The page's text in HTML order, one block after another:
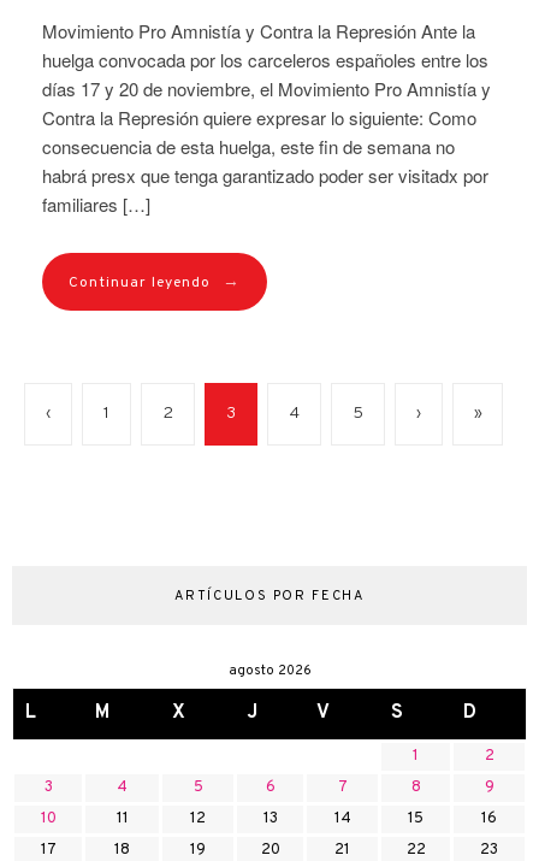
Movimiento Pro Amnistía y Contra la Represión Ante la
huelga convocada por los carceleros españoles entre los
días 17 y 20 de noviembre, el Movimiento Pro Amnistía y
Contra la Represión quiere expresar lo siguiente: Como
consecuencia de esta huelga, este fin de semana no
habrá presx que tenga garantizado poder ser visitadx por
familiares […]
Continuar leyendo →
‹ 1 2 3 4 5 › »
ARTÍCULOS POR FECHA
agosto 2026
L M X J V S D
1
2
3
4 5 6 7 8
9
10
11 12 13 14 15
16
17
18 19 20 21 22
23